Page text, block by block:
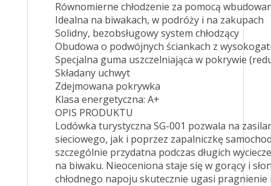
Równomierne chłodzenie za pomocą
Idealna na biwakach, w podróży i na zakupach
Solidny, bezobsługowy system chłodzący
Obudowa o podwójnych ściankach z
Specjalna guma uszczelniająca w pokrywie
Składany uchwyt
Zdejmowana pokrywka
Klasa energetyczna: A+
OPIS PRODUKTU
Lodówka turystyczna SG-001 pozwala na
sieciowego, jak i poprzez zapalniczkę
szczególnie przydatna podczas długich
na biwaku. Nieoceniona staje się w gorący i
chłodnego napoju skutecznie ugasi pragnienie i